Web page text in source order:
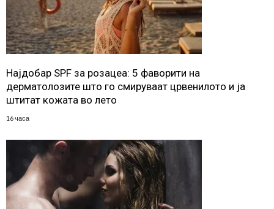
Најдобар SPF за розацеа: 5 фаворити на
дерматолозите што го смируваат црвенилото и ја
штитат кожата во лето
16 часа